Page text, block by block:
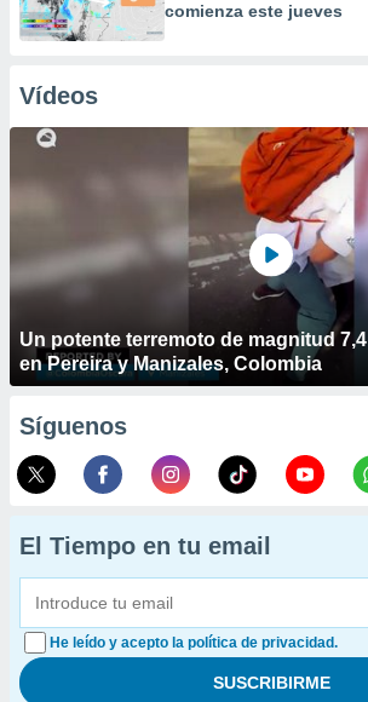
comienza este jueves
Vídeos
Un potente terremoto de magnitud
en Pereira y Manizales, Colombia
Síguenos
El Tiempo en tu email
He leído y acepto la política de privacidad.